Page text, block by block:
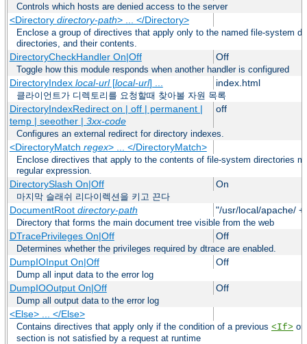
Controls which hosts are denied access to the server
<Directory directory-path> ... </Directory>
Enclose a group of directives that apply only to the named file-system
directories, and their contents.
DirectoryCheckHandler On|Off Off
Toggle how this module responds when another handler is configured
DirectoryIndex local-url[local-url] ... index.html
클라이언트가 디렉토리를 요청할때 찾아볼 자원 목록
DirectoryIndexRedirect on | off | permanent |
temp | seeother | 3xx-code
off
Configures an external redirect for directory indexes.
<DirectoryMatch regex> ... </DirectoryMatch>
Enclose directives that apply to the contents of file-system directories
regular expression.
DirectorySlash On|Off On
마지막 슬래쉬 리다이렉션을 키고 끈다
DocumentRoot directory-path "/usr/local/apache/ +
Directory that forms the main document tree visible from the web
DTracePrivileges On|Off Off
Determines whether the privileges required by dtrace are enabled.
DumpIOInput On|Off Off
Dump all input data to the error log
DumpIOOutput On|Off Off
Dump all output data to the error log
<Else> ... </Else>
Contains directives that apply only if the condition of a previous <If> or
section is not satisfied by a request at runtime